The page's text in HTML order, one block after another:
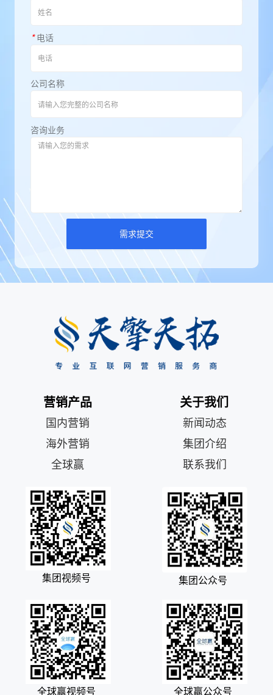
*电话
公司名称
咨询业务
需求提交
营销产品
国内营销
海外营销
全球赢
关于我们
新闻动态
集团介绍
联系我们
集团视频号 集团公众号
全球赢视频号 全球赢公众号